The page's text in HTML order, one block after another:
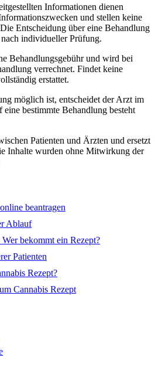
Informationen dienen
und stellen keine
Entscheidung über eine Behandlung
individueller Prüfung.
Behandlungsgebühr und wird bei
verrechnet. Findet keine
erstattet.
möglich ist, entscheidet der Arzt im
bestimmte Behandlung besteht
Patienten und Ärzten und ersetzt
Inhalte wurden ohne Mitwirkung der
beantragen
Ablauf
Wer bekommt ein Rezept?
Patienten
Rezept?
Cannabis Rezept